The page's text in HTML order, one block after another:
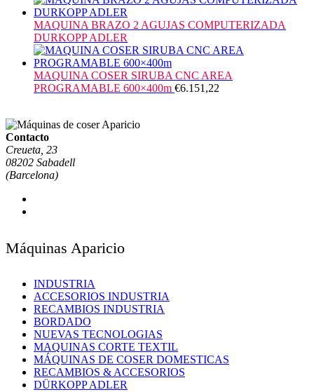
MAQUINA BRAZO 2 AGUJAS COMPUTERIZADA
DURKOPP ADLER
MAQUINA COSER SIRUBA CNC AREA
PROGRAMABLE 600×400m €6.151,22
Contacto
Creueta, 23
08202 Sabadell
(Barcelona)
Máquinas Aparicio
INDUSTRIA
ACCESORIOS INDUSTRIA
RECAMBIOS INDUSTRIA
BORDADO
NUEVAS TECNOLOGIAS
MAQUINAS CORTE TEXTIL
MÁQUINAS DE COSER DOMESTICAS
RECAMBIOS & ACCESORIOS
DÜRKOPP ADLER